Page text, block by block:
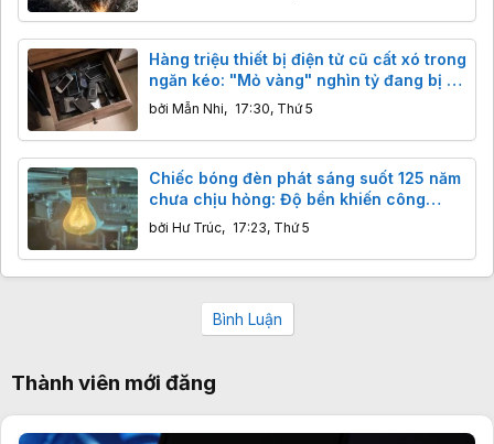
Hàng triệu thiết bị điện tử cũ cất xó trong
ngăn kéo: "Mỏ vàng" nghìn tỷ đang bị bỏ
quên
bởi Mẫn Nhi, 17:30, Thứ 5
Chiếc bóng đèn phát sáng suốt 125 năm
chưa chịu hỏng: Độ bền khiến công
nghệ hiện đại cũng phải ngả nón
bởi Hư Trúc, 17:23, Thứ 5
Bình Luận
Thành viên mới đăng